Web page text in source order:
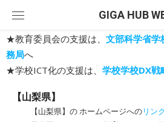
content
GIGA HUB
★教育委員会の支援は、 文部科学省学
務局へ
★学校ICT化の支援は、 学校学校DX戦
【山梨県】
【山梨県】の ホームページへのリンク